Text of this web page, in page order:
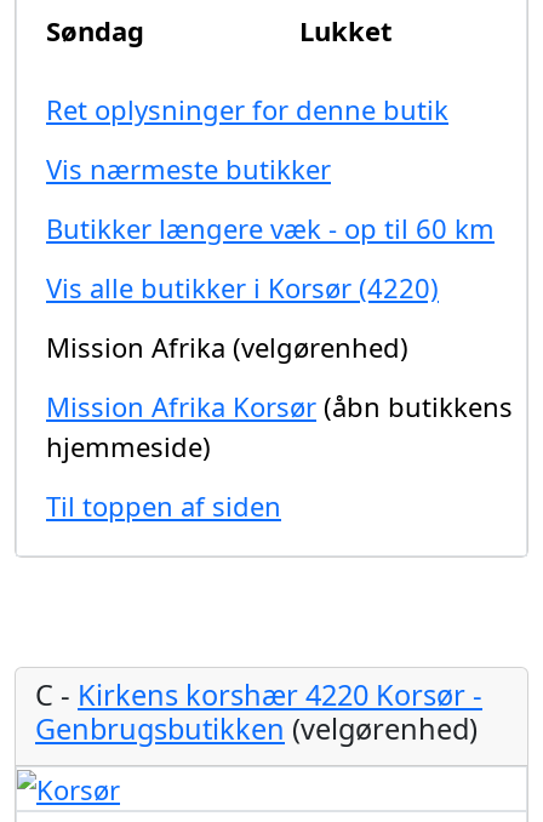
Søndag Lukket
Ret oplysninger for denne butik
Vis nærmeste butikker
Butikker længere væk - op til 60 km
Vis alle butikker i Korsør (4220)
Mission Afrika (velgørenhed)
Mission Afrika Korsør (åbn butikkens
hjemmeside)
Til toppen af siden
C - Kirkens korshær 4220 Korsør -
Genbrugsbutikken (velgørenhed)